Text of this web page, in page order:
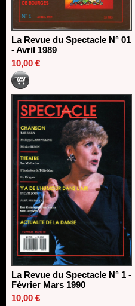
La Revue du Spectacle N° 01
- Avril 1989
10,00 €
La Revue du Spectacle N° 1 -
Février Mars 1990
10,00 €